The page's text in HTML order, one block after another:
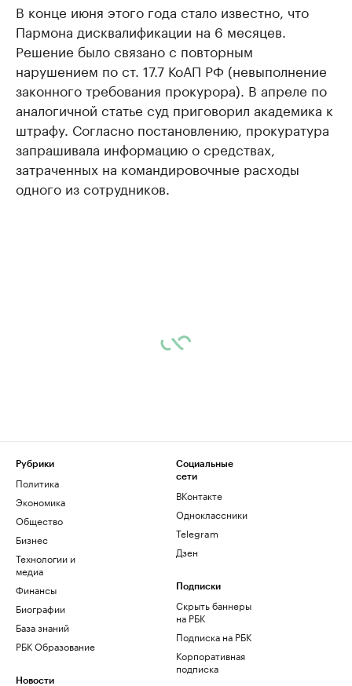
В конце июня этого года стало известно, что
Пармона дисквалификации на 6 месяцев.
Решение было связано с повторным
нарушением по ст. 17.7 КоАП РФ (невыполнение
законного требования прокурора). В апреле по
аналогичной статье суд приговорил академика к
штрафу. Согласно постановлению, прокуратура
запрашивала информацию о средствах,
затраченных на командировочные расходы
одного из сотрудников.
Рубрики
Политика
Экономика
Общество
Бизнес
Технологии и
медиа
Финансы
Биографии
База знаний
РБК Образование
Новости
Социальные
сети
ВКонтакте
Одноклассники
Telegram
Дзен
Подписки
Скрыть баннеры
на РБК
Подписка на РБК
Корпоративная
подписка